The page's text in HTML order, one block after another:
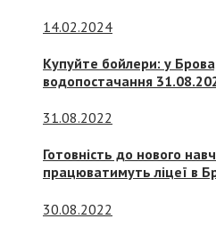
14.02.2024
Купуйте бойлери: у
водопостачання
31.08.2022
Готовність до нового
працюватимуть ліцеї в
30.08.2022